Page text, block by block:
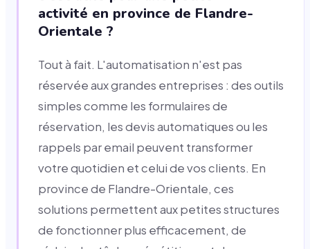
activité en province de Flandre-
Orientale ?
Tout à fait. L'automatisation n'est pas
réservée aux grandes entreprises : des outils
simples comme les formulaires de
réservation, les devis automatiques ou les
rappels par email peuvent transformer
votre quotidien et celui de vos clients. En
province de Flandre-Orientale, ces
solutions permettent aux petites structures
de fonctionner plus efficacement, de